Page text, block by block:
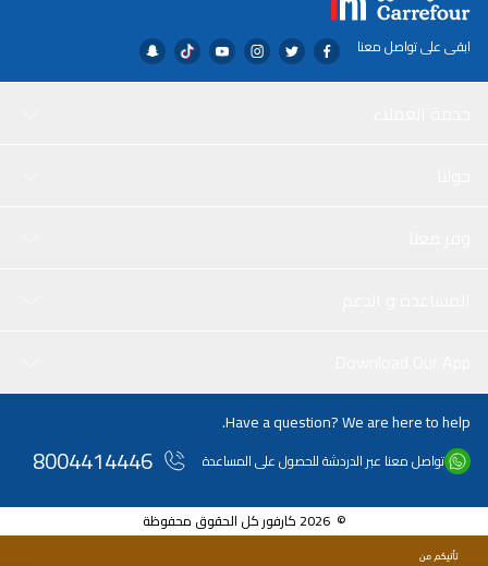
ابقى على تواصل معنا
Have a question? We are here to help.
تواصل معنا عبر الدردشة للحصول على المساعدة 8004414446
© 2026 كارفور كل الحقوق محفوظة